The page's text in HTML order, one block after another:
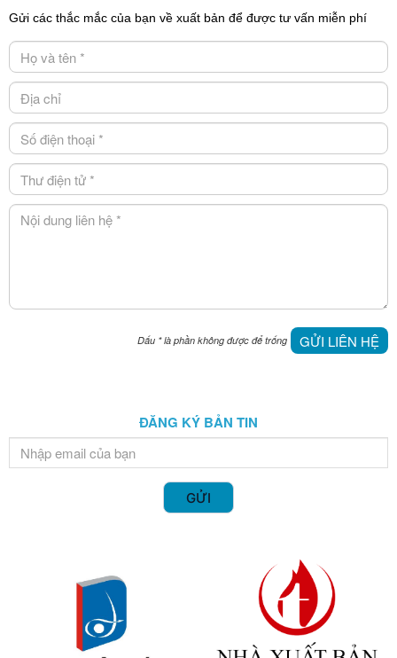
Gửi các thắc mắc của bạn về xuất bản để được tư vấn miễn phí
Dấu *là phần không được để trống GỬI LIÊN HỆ
ĐĂNG KÝ BẢN TIN
GỬI